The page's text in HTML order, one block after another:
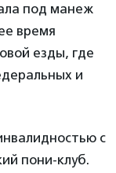
под манеж
время
езды, где
и
с
пони-клуб.